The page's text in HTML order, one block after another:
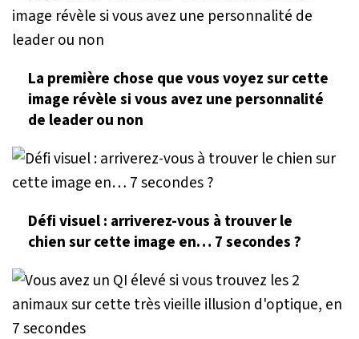
La première chose que vous voyez sur cette
image révèle si vous avez une personnalité
de leader ou non
Défi visuel : arriverez-vous à trouver le
chien sur cette image en… 7 secondes ?